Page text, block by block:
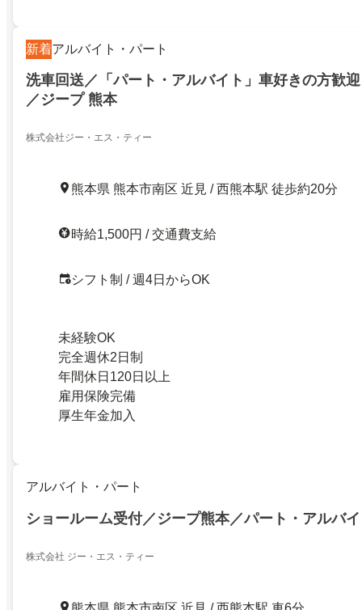
新着アルバイト・パート
洗車回送／「パート・アルバイト」車好きの方歓
／ジープ 熊本
株式会社ジー・エス・ティー
熊本県 熊本市南区 近見 / 西熊本駅 徒歩約20分
時給1,500円 / 交通費支給
シフト制 / 週4日からOK
未経験OK
完全週休2日制
年間休日120日以上
雇用保険完備
厚生年金加入
アルバイト・パート
ショールーム受付／ジープ熊本／パート・アルバ
株式会社 ジー・エス・ティー